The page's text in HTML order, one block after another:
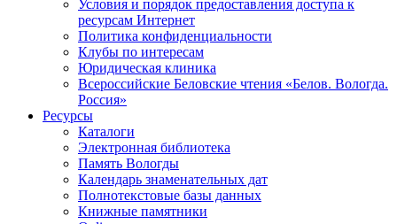
Условия и порядок предоставления доступа к
ресурсам Интернет
Политика конфиденциальности
Клубы по интересам
Юридическая клиника
Всероссийские Беловские чтения «Белов. Вологда.
Россия»
Ресурсы
Каталоги
Электронная библиотека
Память Вологды
Календарь знаменательных дат
Полнотекстовые базы данных
Книжные памятники